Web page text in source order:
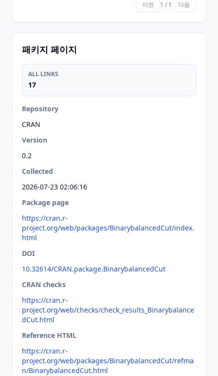
이전 1 / 1 다음
패키지 페이지
ALL LINKS
17
Repository
CRAN
Version
0.2
Collected
2026-07-23 02:06:16
Package page
https://cran.r-
project.org/web/packages/BinarybalancedCut/index.
html
DOI
10.32614/CRAN.package.BinarybalancedCut
CRAN checks
https://cran.r-
project.org/web/checks/check_results_Binarybalance
dCut.html
Reference HTML
https://cran.r-
project.org/web/packages/BinarybalancedCut/refma
n/BinarybalancedCut.html